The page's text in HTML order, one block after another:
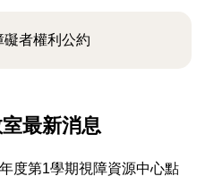
者權利公約
最新消息
度第1學期視障資源中心點